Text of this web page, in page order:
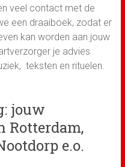
veel contact met de
een draaiboek, zodat er
kan worden aan jouw
je advies
teksten en rituelen.
jouw
Rotterdam,
e.o.